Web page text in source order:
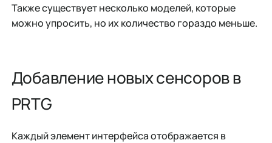
Также существует несколько моделей, которые
можно упросить, но их количество гораздо меньше.
Добавление новых сенсоров в
PRTG
Каждый элемент интерфейса отображается в